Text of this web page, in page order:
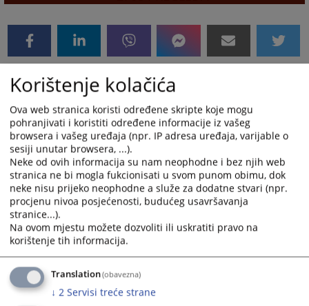
Prateći dokumenti
Uputstvo za uplatu takse
Korištenje kolačića
Ova web stranica koristi određene skripte koje mogu
pohranjivati i koristiti određene informacije iz vašeg
browsera i vašeg uređaja (npr. IP adresa uređaja, varijable o
sesiji unutar browsera, ...).
Neke od ovih informacija su nam neophodne i bez njih web
stranica ne bi mogla fukcionisati u svom punom obimu, dok
neke nisu prijeko neophodne a služe za dodatne stvari (npr.
procjenu nivoa posjećenosti, budućeg usavršavanja
stranice...).
Na ovom mjestu možete dozvoliti ili uskratiti pravo na
korištenje tih informacija.
Translation(obavezna)
↓ 2 Servisi treće strane